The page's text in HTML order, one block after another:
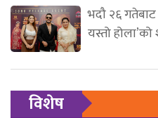
भदौ २६ गतेबाट
यस्तो
विशेष